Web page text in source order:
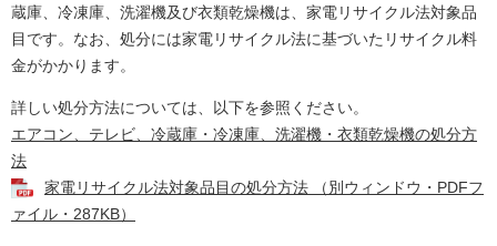
蔵庫、冷凍庫、洗濯機及び衣類乾燥機は、家電リサイクル法対象品
目です。なお、処分には家電リサイクル法に基づいたリサイクル料
金がかかります。
詳しい処分方法については、以下を参照ください。
エアコン、テレビ、冷蔵庫・冷凍庫、洗濯機・衣類乾燥機の処分方
法
家電リサイクル法対象品目の処分方法 （別ウィンドウ・PDFフ
ァイル・287KB）